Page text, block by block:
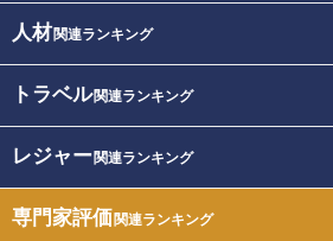
人材関連ランキング
トラベル関連ランキング
レジャー関連ランキング
専門家評価関連ランキング